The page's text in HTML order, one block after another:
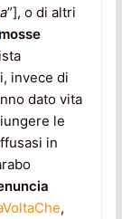
”], o di altri
invece di
dato vita
le
in
,